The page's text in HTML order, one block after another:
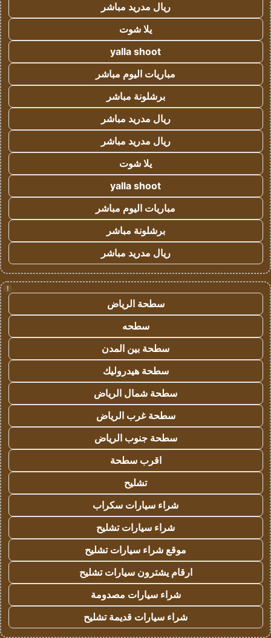
ريال مدريد مباشر
يلا شوت
yalla shoot
مباريات اليوم مباشر
برشلونة مباشر
ريال مدريد مباشر
ريال مدريد مباشر
يلا شوت
yalla shoot
مباريات اليوم مباشر
برشلونة مباشر
ريال مدريد مباشر
!
سطحة الرياض
سطحه
سطحة بين المدن
سطحة هيدروليك
سطحة شمال الرياض
سطحة غرب الرياض
سطحة جنوب الرياض
اقرب سطحة
تشليح
شراء سيارات سكراب
شراء سيارات تشليح
موقع شراء سيارات تشليح
ارقام يشترون سيارات تشليح
شراء سيارات مصدومة
شراء سيارات قديمة تشليح